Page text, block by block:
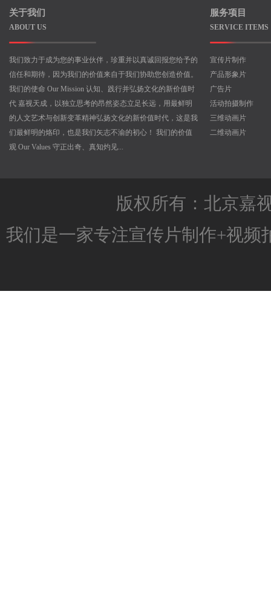
关于我们
ABOUT US
我们致力于成为您的事业伙伴，珍重并以真诚回报您给予的
信任和期待，因为我们的价值来自于我们协助您创造价值。
我们的使命 Our Mission 认知、践行并弘扬文化的新价值时
代 嘉视天成，以独立思考的昂然姿态立足长远，用最鲜明
的人文艺术与创新变革精神弘扬文化的新价值时代，这是我
们最鲜明的烙印，也是我们矢志不渝的初心！ 我们的价值
观 Our Values 守正出奇、真知灼见...
服务项目
SERVICE ITEMS
宣传片制作
产品形象片
广告片
活动拍摄制作
三维动画片
二维动画片
版权所有：北京嘉
我们是一家专注宣传片制作+视频